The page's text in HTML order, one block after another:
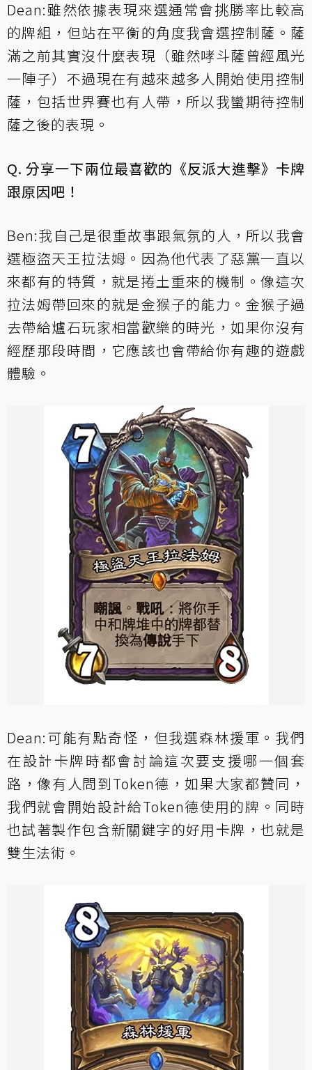
Dean:雖然依據表現來選通常會挑勝率比較高
的牌組，但站在平衡的角度我會選控制薩。薩
滿之前其實沒什麼表現（雖然哮斗薩曾經風光
一陣子）不過現在有越來越多人開始使用控制
薩，包括世界賽也有人帶，所以我蠻期待控制
薩之後的表現。
Q. 分享一下兩位最喜歡的《反派大進擊》卡牌
跟原因吧！
Ben:我自己是很重故事跟氣氛的人，所以我會
選極盜天王拉法姆。因為他代表了惡黨一直以
來都有的特質，就是捲土重來的機制。像這次
拉法姆帶回來的就是金猴子的能力。金猴子過
去帶給爐石玩家相當歡樂的時光，如果你沒有
經歷那段時間，它應該也會帶給你有趣的遊戲
體驗。
Dean:可能有點奇怪，但我選森林援軍。我們
在設計卡牌時都會討論這次要支援哪一個套
路，像有人問到Token德，如果大家都贊同，
我們就會開始設計給Token德使用的牌。同時
也試著製作包含新關鍵字的好用卡牌，也就是
雙生法術。